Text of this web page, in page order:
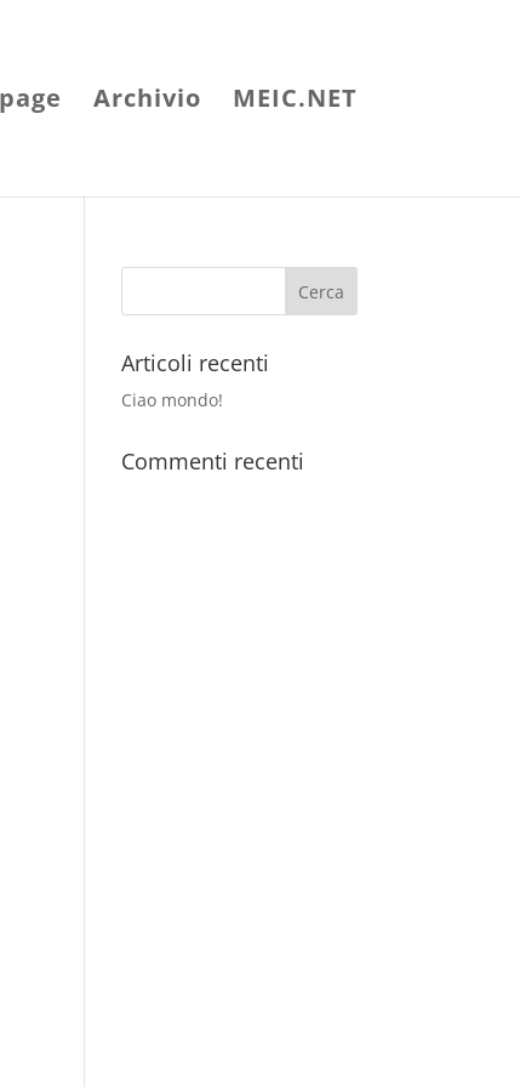
Archivio MEIC.NET
Articoli recenti
Ciao mondo!
Commenti recenti